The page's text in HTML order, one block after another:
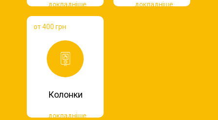
докладніше докладніше
от 400 грн
Колонки
докладніше